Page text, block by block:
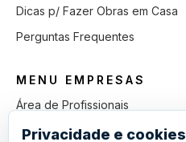
Dicas p/ Fazer Obras em Casa
Perguntas Frequentes
MENU EMPRESAS
Área de Profissionais
Como Funciona
Privacidade e cookies